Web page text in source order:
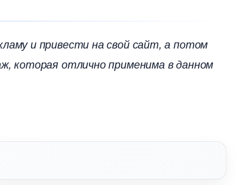
и привести на свой сайт, а потом
которая отлично применима в данном